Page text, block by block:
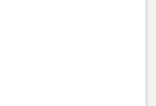
ports